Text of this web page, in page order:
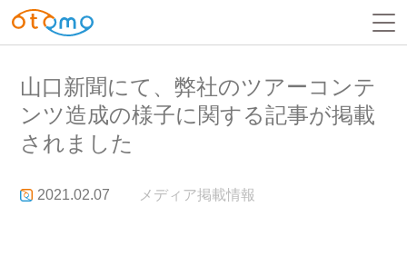
山口新聞にて、弊社のツアーコンテ
ンツ造成の様子に関する記事が掲載
されました
2021.02.07 メディア掲載情報